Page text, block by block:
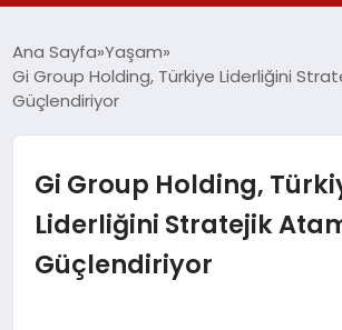
SIYASET
DÜNYA
EKONOMI
Ana Sayfa Yaşam
Gi Group Holding, Türkiye Liderliğini
Güçlendiriyor
Gi Group Holding,
Liderliğini Stratejik
Güçlendiriyor